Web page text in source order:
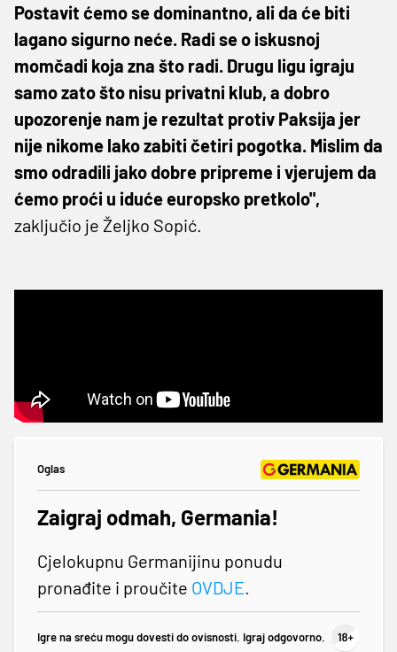
Postavit ćemo se dominantno, ali da će biti
lagano sigurno neće. Radi se o iskusnoj
momčadi koja zna što radi. Drugu ligu igraju
samo zato što nisu privatni klub, a dobro
upozorenje nam je rezultat protiv Paksija jer
nije nikome lako zabiti četiri pogotka. Mislim da
smo odradili jako dobre pripreme i vjerujem da
ćemo proći u iduće europsko pretkolo",
zaključio je Željko Sopić.
Oglas
Zaigraj odmah, Germania!
Cjelokupnu Germanijinu ponudu
pronađite i proučite OVDJE.
Igre na sreću mogu dovesti do ovisnosti. Igraj odgovorno.